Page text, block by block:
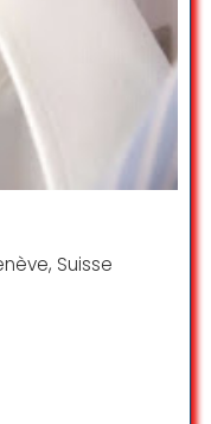
du travail
ecommande
Anne CAILLAT
un bon
Suisse